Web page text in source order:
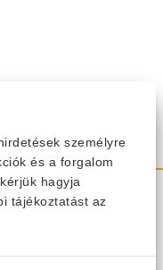
személyre
és a forgalom
hagyja
tájékoztatást az
kW kültéri